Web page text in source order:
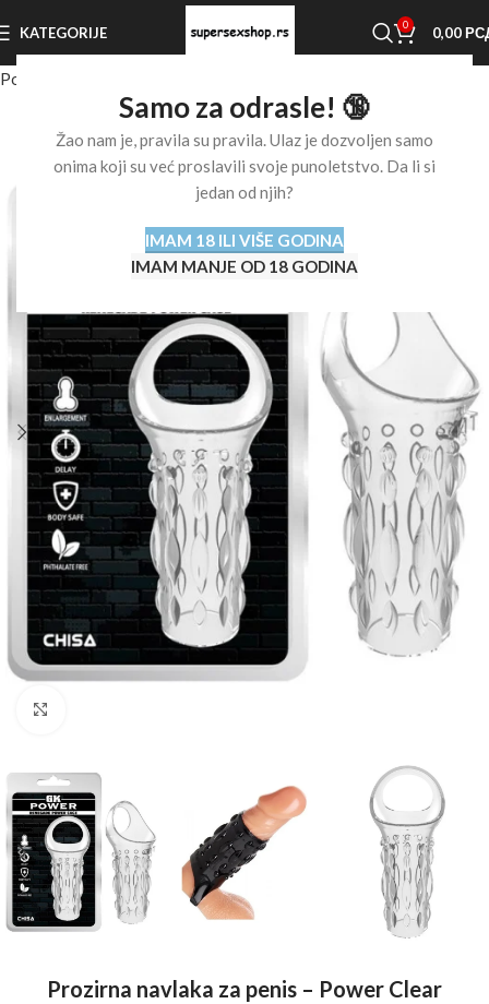
Samo za odrasle! 🔞
Žao nam je, pravila su pravila. Ulaz je dozvoljen samo
onima koji su već proslavili svoje punoletstvo. Da li si
jedan od njih?
IMAM 18 ILI VIŠE GODINA
IMAM MANJE OD 18 GODINA
KATEGORIJE 0 0,00
Početna stranica
Prozirna navlaka za penis – Power Clear